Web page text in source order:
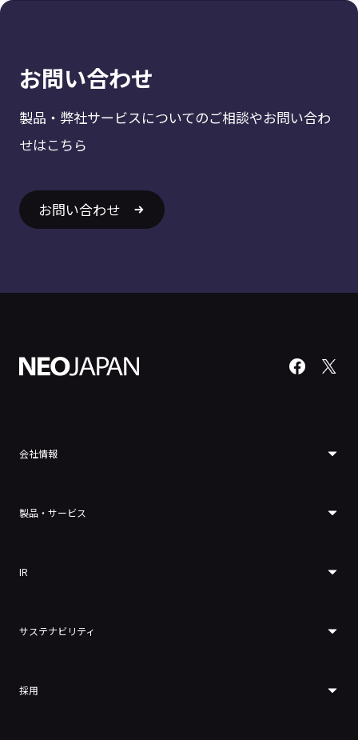
お問い合わせ
製品・弊社サービスについてのご相談やお問い合わ
せはこちら
お問い合わせ
会社情報
製品・サービス
IR
サステナビリティ
採用